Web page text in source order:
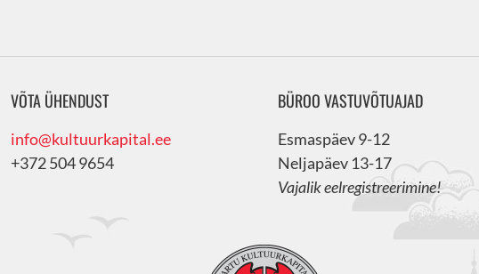
VÕTA ÜHENDUST
info@kultuurkapital.ee
+372 504 9654
BÜROO VASTUVÕTUAJAD
Esmaspäev 9-12
Neljapäev 13-17
Vajalik eelregistreerimine!